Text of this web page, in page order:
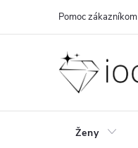
Pomoc zákazníkom
Ženy